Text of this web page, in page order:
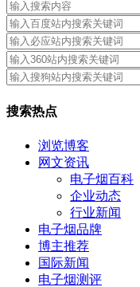
搜索热点
浏览博客
网文资讯
电子烟百科
企业动态
行业新闻
电子烟品牌
博主推荐
国际新闻
电子烟测评